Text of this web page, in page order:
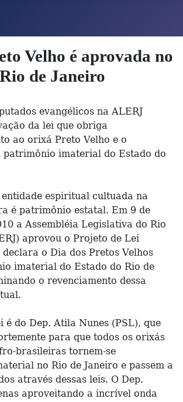
Velho é aprovada no
Rio de Janeiro
evangélicos na ALERJ
da lei que obriga
ao orixá Preto Velho e o
patrimônio imaterial do Estado do
entidade espiritual cultuada na
é patrimônio estatal. Em 9 de
a Assembléia Legislativa do Rio
aprovou o Projeto de Lei
declara o Dia dos Pretos Velhos
imaterial do Estado do Rio de
o revenciamento dessa
é do Dep. Atila Nunes (PSL), que
para que todos os orixás
brasileiras tornem-se
no Rio de Janeiro e passem a
através dessas leis. O Dep.
aproveitando a incrível onda